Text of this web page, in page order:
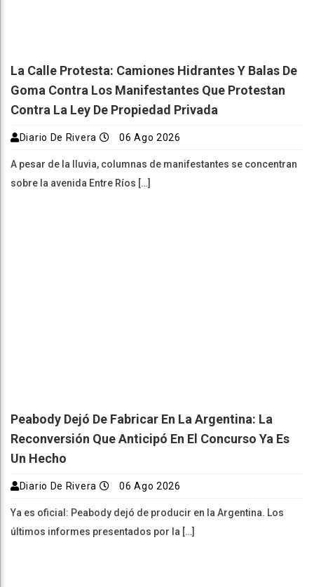
La Calle Protesta: Camiones Hidrantes Y Balas De
Goma Contra Los Manifestantes Que Protestan
Contra La Ley De Propiedad Privada
Diario De Rivera 06 Ago 2026
A pesar de la lluvia, columnas de manifestantes se concentran
sobre la avenida Entre Ríos […]
Peabody Dejó De Fabricar En La Argentina: La
Reconversión Que Anticipó En El Concurso Ya Es
Un Hecho
Diario De Rivera 06 Ago 2026
Ya es oficial: Peabody dejó de producir en la Argentina. Los
últimos informes presentados por la […]